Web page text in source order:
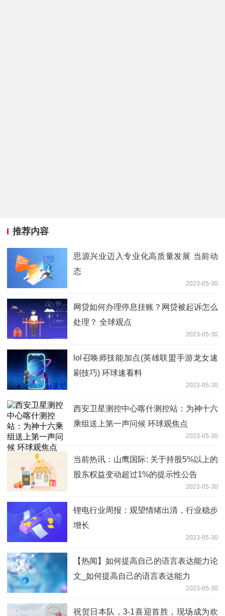
推荐内容
思源兴业迈入专业化高质量发展 当前动
态
2023-05-30
网贷如何办理停息挂账？网贷被起诉怎么
处理？ 全球观点
2023-05-30
lol召唤师技能加点(英雄联盟手游龙女速
刷技巧) 环球速看料
2023-05-30
西安卫星测控中心喀什测控站：为神十六
乘组送上第一声问候 环球观焦点
2023-05-30
当前热讯：山鹰国际: 关于持股5%以上的
股东权益变动超过1%的提示性公告
2023-05-30
锂电行业周报：观望情绪出清，行业稳步
增长
2023-05-30
【热闻】如何提高自己的语言表达能力论
文_如何提高自己的语言表达能力
2023-05-30
祝贺日本队，3-1喜迎首胜，现场成为欢